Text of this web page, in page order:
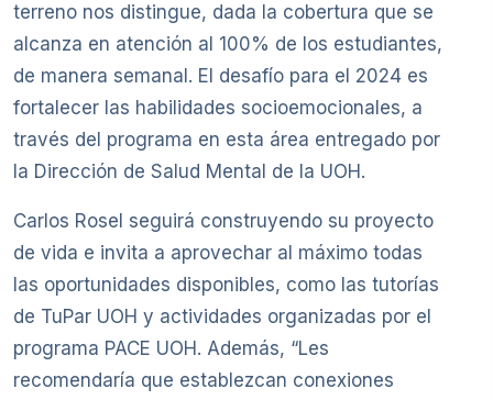
terreno nos distingue, dada la cobertura que se
alcanza en atención al 100% de los estudiantes,
de manera semanal. El desafío para el 2024 es
fortalecer las habilidades socioemocionales, a
través del programa en esta área entregado por
la Dirección de Salud Mental de la UOH.
Carlos Rosel seguirá construyendo su proyecto
de vida e invita a aprovechar al máximo todas
las oportunidades disponibles, como las tutorías
de TuPar UOH y actividades organizadas por el
programa PACE UOH. Además, “Les
recomendaría que establezcan conexiones